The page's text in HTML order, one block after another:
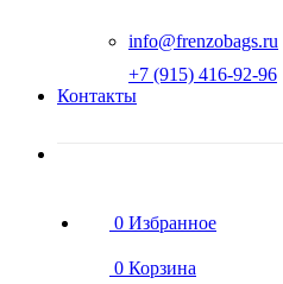
info@frenzobags.ru
‭+7 (915) 416-92-96
Контакты
0 Избранное
0 Корзина